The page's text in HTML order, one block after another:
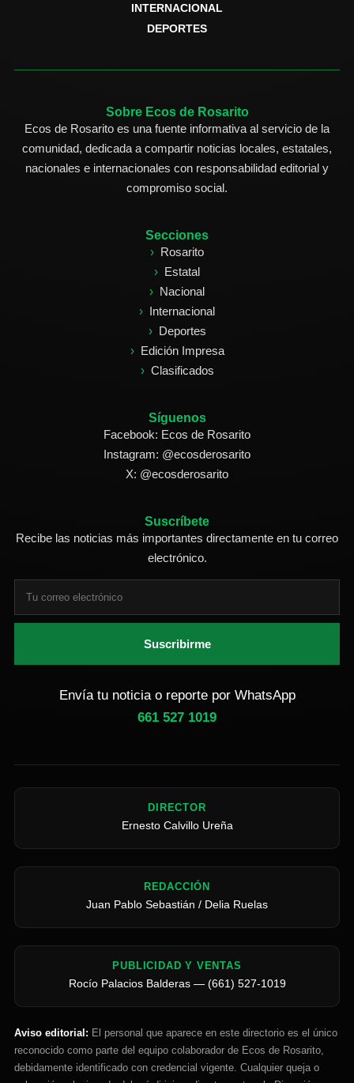
INTERNACIONAL
DEPORTES
Sobre Ecos de Rosarito
Ecos de Rosarito es una fuente informativa al servicio de la
comunidad, dedicada a compartir noticias locales, estatales,
nacionales e internacionales con responsabilidad editorial y
compromiso social.
Secciones
Rosarito
Estatal
Nacional
Internacional
Deportes
Edición Impresa
Clasificados
Síguenos
Facebook: Ecos de Rosarito
Instagram: @ecosderosarito
X: @ecosderosarito
Suscríbete
Recibe las noticias más importantes directamente en tu correo
electrónico.
Suscribirme
Envía tu noticia o reporte por WhatsApp
661 527 1019
DIRECTOR
Ernesto Calvillo Ureña
REDACCIÓN
Juan Pablo Sebastián / Delia Ruelas
PUBLICIDAD Y VENTAS
Rocío Palacios Balderas — (661) 527-1019
Aviso editorial: El personal que aparece en este directorio es el único
reconocido como parte del equipo colaborador de Ecos de Rosarito,
debidamente identificado con credencial vigente. Cualquier queja o